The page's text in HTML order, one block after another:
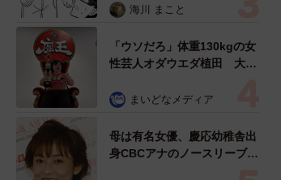
生は楽器修理職人に 10年後
ぬ申し出【漫画】
海川 まこと
「ウソだろ」体重130kgの女
性芸人オダウエダ植田 大学
で」 まいどなメディア
母は有名女優、慶応幼稚舎出
身CBCアナのノースリーブ姿